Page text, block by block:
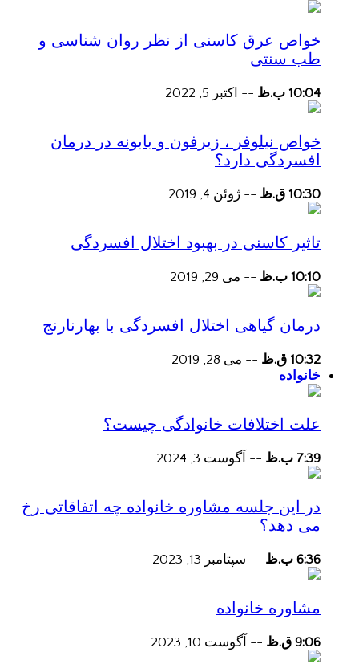
خواص عرق کاسنی از نظر روان شناسی و
طب سنتی
10:04 ب.ظ -- اکتبر 5, 2022
خواص نیلوفر ، زیرفون و بابونه در درمان
افسردگی دارد؟
10:30 ق.ظ -- ژوئن 4, 2019
تاثیر کاسنی در بهبود اختلال افسردگی
10:10 ب.ظ -- می 29, 2019
درمان گیاهی اختلال افسردگی با بهارنارنج
10:32 ق.ظ -- می 28, 2019
خانواده
علت اختلافات خانوادگی چیست؟
7:39 ب.ظ -- آگوست 3, 2024
در این جلسه مشاوره خانواده چه اتفاقاتی رخ
می دهد؟
6:36 ب.ظ -- سپتامبر 13, 2023
مشاوره خانواده
9:06 ق.ظ -- آگوست 10, 2023